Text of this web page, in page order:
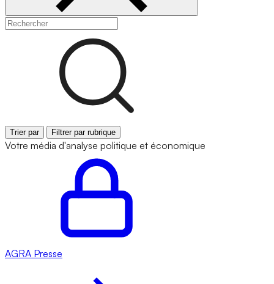
Trier par Filtrer par rubrique
Votre média d'analyse politique et économique
AGRA Presse